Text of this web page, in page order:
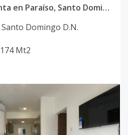
Apartamento en Venta en Paraíso, Santo Domingo | 2 Habitaciones + Estudio |
Santo Domingo D.N.
174 Mt2